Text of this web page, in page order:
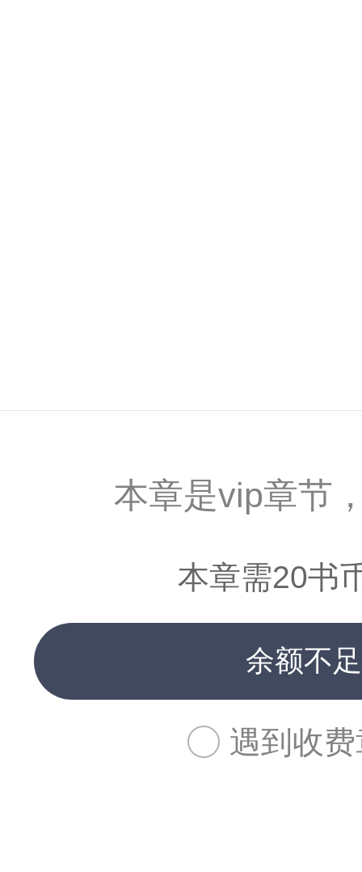
本章是vip章节
本章需20书
余额不
遇到收